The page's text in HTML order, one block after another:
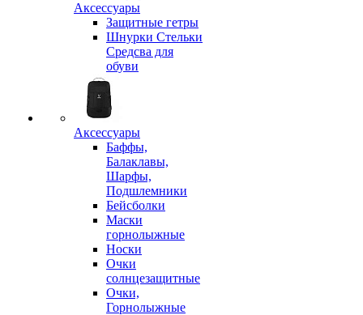
Аксессуары
Защитные гетры
Шнурки Стельки
Средсва для
обуви
Аксессуары
Баффы,
Балаклавы,
Шарфы,
Подшлемники
Бейсболки
Маски
горнолыжные
Носки
Очки
солнцезащитные
Очки,
Горнолыжные